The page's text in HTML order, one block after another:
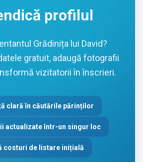
profilul
Grădinița lui David?
gratuit, adaugă fotografii
vizitatorii în înscrieri.
clară în căutările părinților
actualizate într-un singur loc
costuri de listare inițială